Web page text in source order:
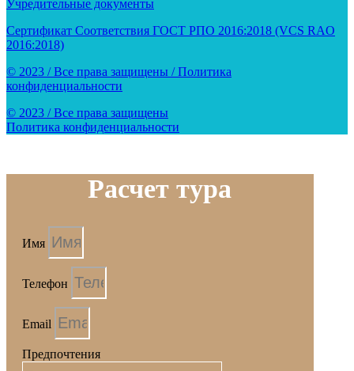
Учредительные документы
Сертификат Соответствия ГОСТ РПО 2016:2018 (VCS RAO
2016:2018)
© 2023 / Все права защищены / Политика
конфиденциальности
© 2023 / Все права защищены
Политика конфиденциальности
Расчет тура
Имя
Телефон
Email
Предпочтения